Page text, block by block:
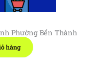
Phường Bến Thành
hàng